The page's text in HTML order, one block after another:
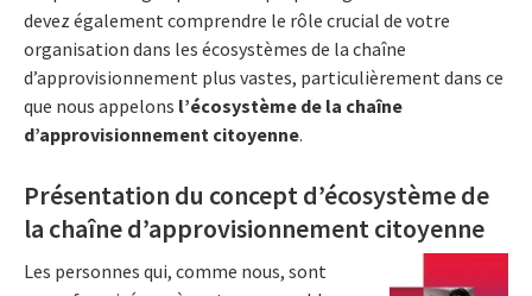
devez également comprendre le rôle crucial de votre
organisation dans les écosystèmes de la chaîne
d’approvisionnement plus vastes, particulièrement dans ce
que nous appelons l’écosystème de la chaîne
d’approvisionnement citoyenne.
Présentation du concept d’écosystème de
la chaîne d’approvisionnement citoyenne
Les personnes qui, comme nous, sont